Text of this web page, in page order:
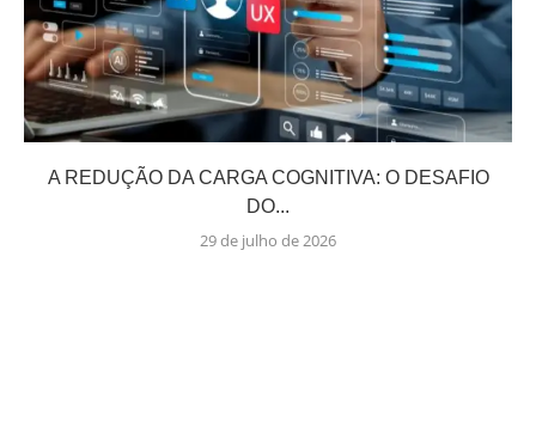
A REDUÇÃO DA CARGA COGNITIVA: O DESAFIO
DO...
29 de julho de 2026